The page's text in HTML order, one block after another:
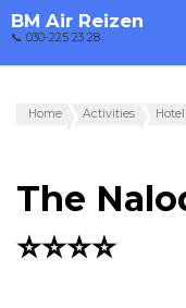
BM Air Reizen
📞 030-225 23 28
Home Activities Hotel
The
⭐⭐⭐⭐